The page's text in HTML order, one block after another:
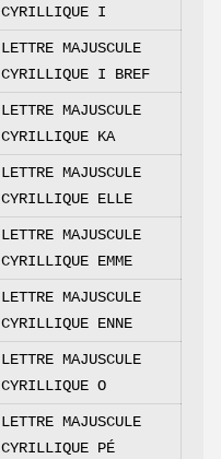
CYRILLIQUE I
LETTRE MAJUSCULE
CYRILLIQUE I BREF
LETTRE MAJUSCULE
CYRILLIQUE KA
LETTRE MAJUSCULE
CYRILLIQUE ELLE
LETTRE MAJUSCULE
CYRILLIQUE EMME
LETTRE MAJUSCULE
CYRILLIQUE ENNE
LETTRE MAJUSCULE
CYRILLIQUE O
LETTRE MAJUSCULE
CYRILLIQUE PÉ